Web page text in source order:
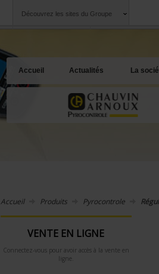
Découvrez les sites du Groupe
Accueil Actualités La
Accueil Produits Pyrocontrole
VENTE EN LIGNE
Connectez-vous pour avoir accès à la vente en
ligne.